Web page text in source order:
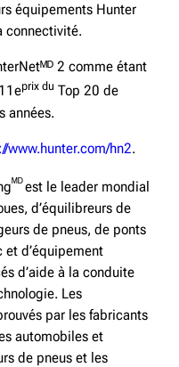
équipements Hunter
connectivité.
2 comme étant
prix du Top 20 de
années.
www.hunter.com/hn2.
ᴹᴰest le leader mondial
d’équilibreurs de
de pneus, de ponts
et d’équipement
d’aide à la conduite
Les
par les fabricants
automobiles et
de pneus et les